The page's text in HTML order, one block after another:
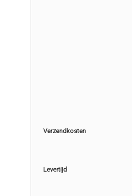
Verzendkosten
Levertijd